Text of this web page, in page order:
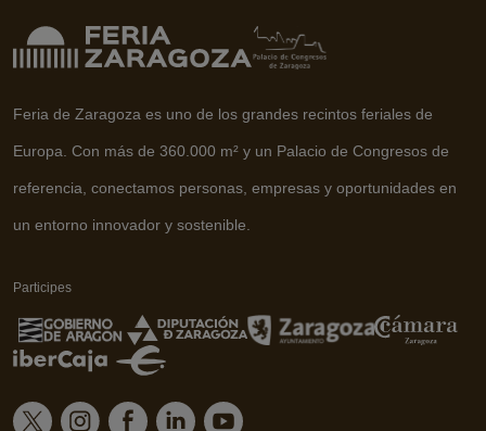
Feria de Zaragoza es uno de los grandes recintos feriales de
Europa. Con más de 360.000 m² y un Palacio de Congresos de
referencia, conectamos personas, empresas y oportunidades en
un entorno innovador y sostenible.
Participes